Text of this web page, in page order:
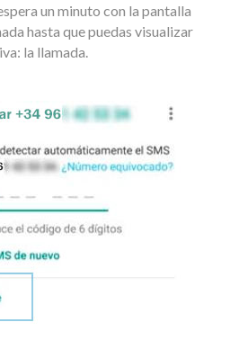
un minuto con la pantalla
hasta que puedas visualizar
la llamada.